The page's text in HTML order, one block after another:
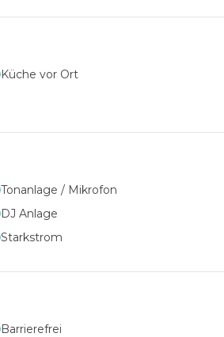
Küche vor Ort
Tonanlage / Mikrofon
DJ Anlage
Starkstrom
Barrierefrei